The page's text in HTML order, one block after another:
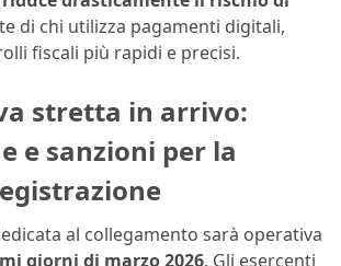
di chi utilizza pagamenti digitali,
fiscali più rapidi e precisi.
stretta in arrivo:
e sanzioni per la
al collegamento sarà operativa
giorni di marzo 2026. Gli esercenti